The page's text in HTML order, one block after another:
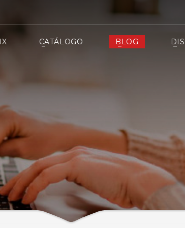
del mercado y siempre cerca de nuestros clientes.
CATÁLOGO BLOG